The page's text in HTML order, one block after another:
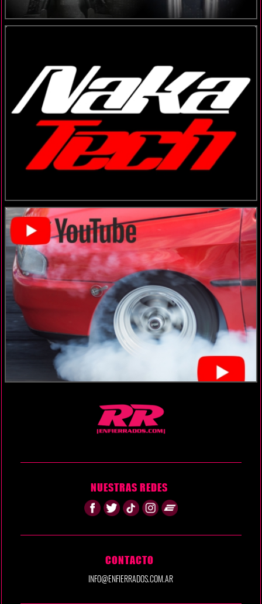
NUESTRAS REDES
CONTACTO
INFO@ENFIERRADOS.COM.AR